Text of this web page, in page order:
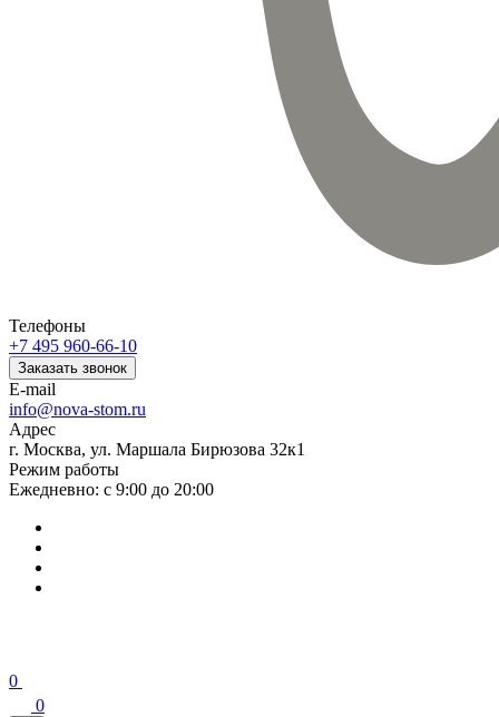
Телефоны
+7 495 960-66-10
Заказать звонок
E-mail
info@nova-stom.ru
Адрес
г. Москва, ул. Маршала Бирюзова 32к1
Режим работы
Ежедневно: с 9:00 до 20:00
0
0